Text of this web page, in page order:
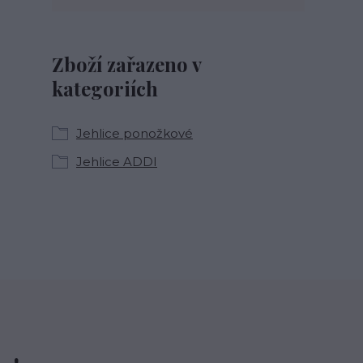
Zboží zařazeno v
kategoriích
Jehlice ponožkové
Jehlice ADDI